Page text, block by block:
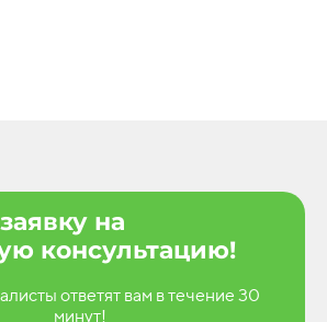
на
консультацию!
ответят вам в течение 30
минут!